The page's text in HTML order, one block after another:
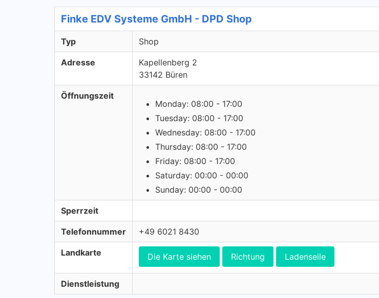
Finke EDV Systeme GmbH - DPD Shop
Typ Shop
Adresse
Kapellenberg 2
33142 Büren
Öffnungszeit
Monday: 08:00 - 17:00
Tuesday: 08:00 - 17:00
Wednesday: 08:00 - 17:00
Thursday: 08:00 - 17:00
Friday: 08:00 - 17:00
Saturday: 00:00 - 00:00
Sunday: 00:00 - 00:00
Sperrzeit
Telefonnummer +49 6021 8430
Landkarte Die Karte siehen Richtung Ladenseile
Dienstleistung